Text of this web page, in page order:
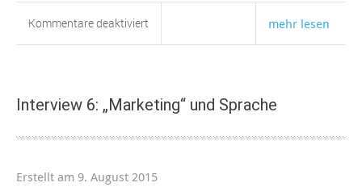
Kommentare deaktiviert
Jahre
1991
mehr lesen
Interview 6: „Marketing“ und Sprache
Erstellt am 9. August 2015